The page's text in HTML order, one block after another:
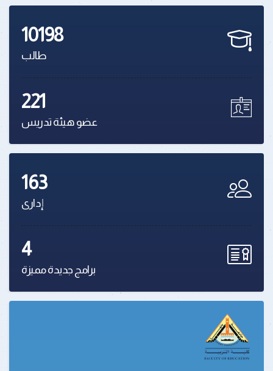
10198
طالب
221
عضو هيئة تدريس
163
إدارى
4
برامج جديدة مميزة